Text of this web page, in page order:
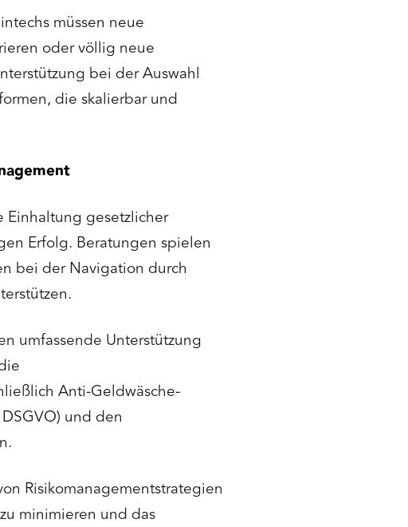
müssen neue
oder völlig neue
bei der Auswahl
die skalierbar und
gesetzlicher
Erfolg. Beratungen spielen
bei der Navigation durch
umfassende Unterstützung
Anti-Geldwäsche-
und den
Risikomanagementstrategien
minimieren und das